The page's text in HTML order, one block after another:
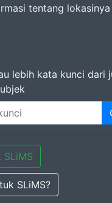
tentang lokasinya
lebih kata kunci dari
SLiMS
SLiMS?